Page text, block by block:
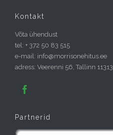
Kontakt
Võta ühendust
tel: + 372 50 83 515
e-mail: info@morrisonehitus.ee
adress: Veerenni 56, Tallinn 11313

Partnerid